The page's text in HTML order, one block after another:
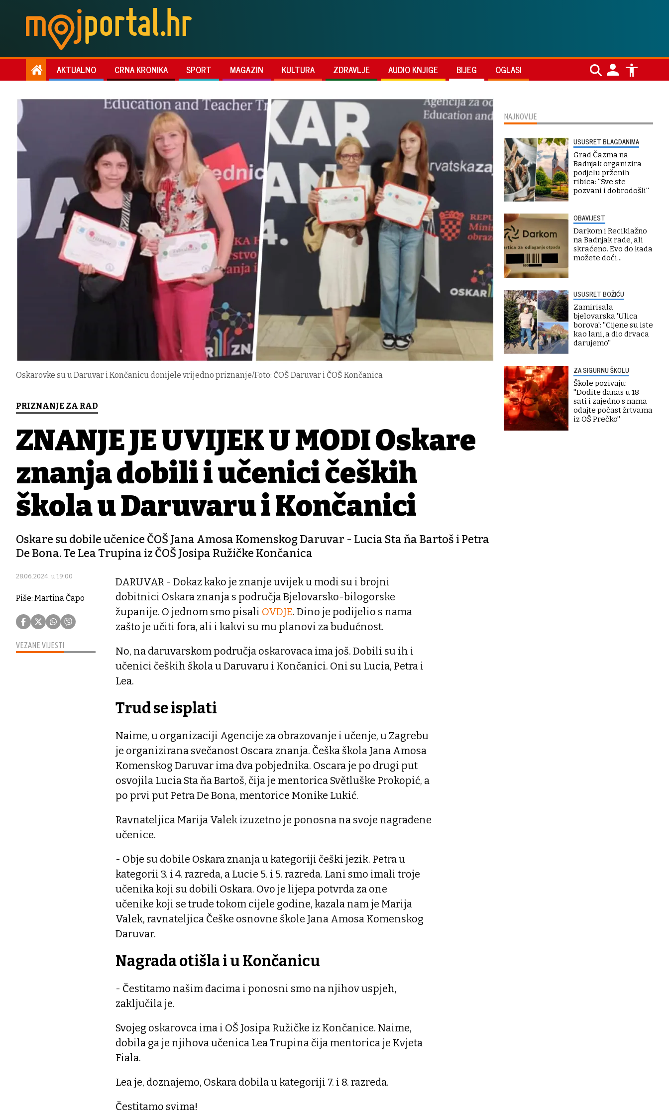
AKTUALNO CRNA KRONIKA SPORT MAGAZIN KULTURA ZDRAVLJE AUDIO KNJIGE BIJEG OGLASI
Oskarovke su u Daruvar i Končanicu donijele vrijedno priznanje/Foto: ČOŠ Daruvar i ČOŠ Končanica
PRIZNANJE ZA RAD
ZNANJE JE UVIJEK U MODI Oskare
znanja dobili i učenici čeških
škola u Daruvaru i Končanici
Oskare su dobile učenice ČOŠ Jana Amosa Komenskog Daruvar - Lucia Sta ňa Bartoš i Petra
De Bona. Te Lea Trupina iz ČOŠ Josipa Ružičke Končanica
28.06.2024. u 19:00
Piše: Martina Čapo
VEZANE VIJESTI
DARUVAR - Dokaz kako je znanje uvijek u modi su i brojni
dobitnici Oskara znanja s područja Bjelovarsko-bilogorske
županije. O jednom smo pisali OVDJE. Dino je podijelio s nama
zašto je učiti fora, ali i kakvi su mu planovi za budućnost.
No, na daruvarskom područja oskarovaca ima još. Dobili su ih i
učenici čeških škola u Daruvaru i Končanici. Oni su Lucia, Petra i
Lea.
Trud se isplati
Naime, u organizaciji Agencije za obrazovanje i učenje, u Zagrebu
je organizirana svečanost Oscara znanja. Češka škola Jana Amosa
Komenskog Daruvar ima dva pobjednika. Oscara je po drugi put
osvojila Lucia Sta ňa Bartoš, čija je mentorica Světluške Prokopić, a
po prvi put Petra De Bona, mentorice Monike Lukić.
Ravnateljica Marija Valek izuzetno je ponosna na svoje nagrađene
učenice.
- Obje su dobile Oskara znanja u kategoriji češki jezik. Petra u
kategorii 3. i 4. razreda, a Lucie 5. i 5. razreda. Lani smo imali troje
učenika koji su dobili Oskara. Ovo je lijepa potvrda za one
učenike koji se trude tokom cijele godine, kazala nam je Marija
Valek, ravnateljica Češke osnovne škole Jana Amosa Komenskog
Daruvar.
Nagrada otišla i u Končanicu
- Čestitamo našim đacima i ponosni smo na njihov uspjeh,
zaključila je.
Svojeg oskarovca ima i OŠ Josipa Ružičke iz Končanice. Naime,
dobila ga je njihova učenica Lea Trupina čija mentorica je Kvjeta
Fiala.
Lea je, doznajemo, Oskara dobila u kategoriji 7. i 8. razreda.
Čestitamo svima!
NAJNOVIJE
USUSRET BLAGDANIMA
Grad Čazma na
Badnjak organizira
podjelu prženih
ribica: ''Sve ste
pozvani i dobrodošli''
OBAVIJEST
Darkom i Reciklažno
na Badnjak rade, ali
skraćeno. Evo do kada
možete doći...
USUSRET BOŽIĆU
Zamirisala
bjelovarska 'Ulica
borova': ''Cijene su iste
kao lani, a dio drvaca
darujemo''
ZA SIGURNU ŠKOLU
Škole pozivaju:
''Dođite danas u 18
sati i zajedno s nama
odajte počast žrtvama
iz OŠ Prečko''